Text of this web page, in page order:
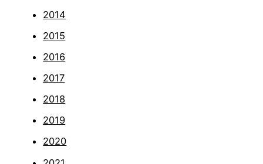
2014
2015
2016
2017
2018
2019
2020